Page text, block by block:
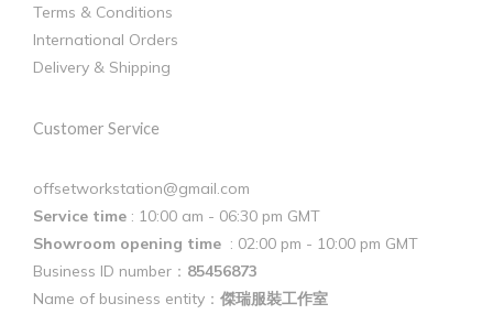
Terms & Conditions
International Orders
Delivery & Shipping
Customer Service
offsetworkstation@gmail.com
Service time : 10:00 am - 06:30 pm GMT
Showroom opening time : 02:00 pm - 10:00 pm GMT
Business ID number： 85456873
Name of business entity： 傑瑞服裝工作室